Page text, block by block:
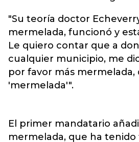
"Su teoría doctor
mermelada, funcionó y
Le quiero contar que a
cualquier municipio, me
por favor más mermelada,
'mermelada'".
El primer mandatario
mermelada, que ha tenido